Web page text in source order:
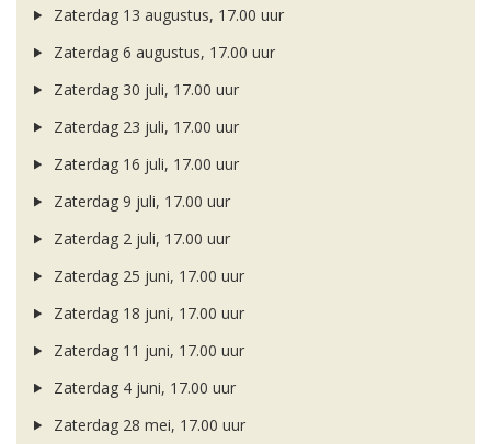
Zaterdag 13 augustus, 17.00 uur
Zaterdag 6 augustus, 17.00 uur
Zaterdag 30 juli, 17.00 uur
Zaterdag 23 juli, 17.00 uur
Zaterdag 16 juli, 17.00 uur
Zaterdag 9 juli, 17.00 uur
Zaterdag 2 juli, 17.00 uur
Zaterdag 25 juni, 17.00 uur
Zaterdag 18 juni, 17.00 uur
Zaterdag 11 juni, 17.00 uur
Zaterdag 4 juni, 17.00 uur
Zaterdag 28 mei, 17.00 uur